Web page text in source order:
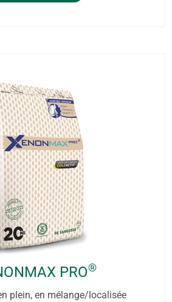
PRO®
plein, en mélange/localisée